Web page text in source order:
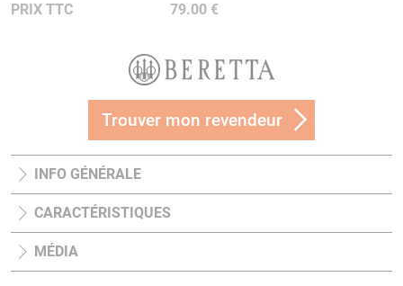
PRIX TTC
79.00 €
Trouver mon revendeur
INFO GÉNÉRALE
CARACTÉRISTIQUES
MÉDIA